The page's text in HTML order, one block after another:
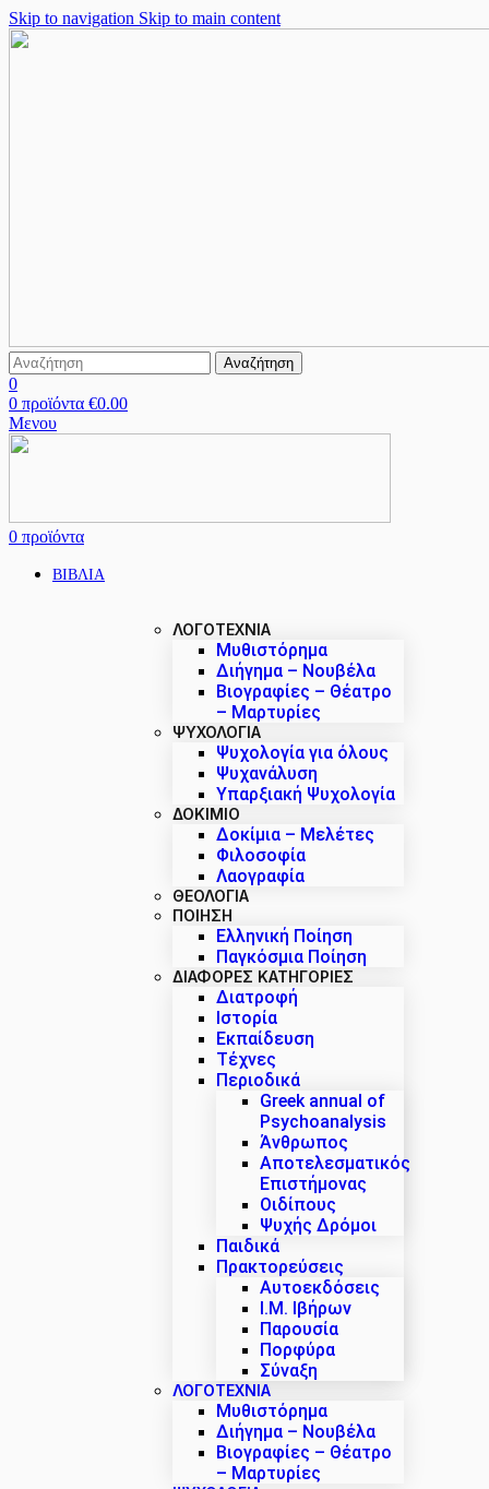
Skip to navigation Skip to main content
Αναζήτηση
0
0 προϊόντα €0.00
Μενου
0 προϊόντα
ΒΙΒΛΙΑ
ΛΟΓΟΤΕΧΝΙΑ
Μυθιστόρημα
Διήγημα – Νουβέλα
Βιογραφίες – Θέατρο
– Μαρτυρίες
ΨΥΧΟΛΟΓΙΑ
Ψυχολογία για όλους
Ψυχανάλυση
Υπαρξιακή Ψυχολογία
ΔΟΚΊΜΙΟ
Δοκίμια – Μελέτες
Φιλοσοφία
Λαογραφία
ΘΕΟΛΟΓΙΑ
ΠΟΙΗΣΗ
Ελληνική Ποίηση
Παγκόσμια Ποίηση
ΔΙΑΦΟΡΕΣ ΚΑΤΗΓΟΡΙΕΣ
Διατροφή
Ιστορία
Εκπαίδευση
Τέχνες
Περιοδικά
Greek annual of
Psychoanalysis
Άνθρωπος
Αποτελεσματικός
Επιστήμονας
Οιδίπους
Ψυχής Δρόμοι
Παιδικά
Πρακτoρεύσεις
Αυτοεκδόσεις
Ι.Μ. Ιβήρων
Παρουσία
Πορφύρα
Σύναξη
ΛΟΓΟΤΕΧΝΙΑ
Μυθιστόρημα
Διήγημα – Νουβέλα
Βιογραφίες – Θέατρο
– Μαρτυρίες